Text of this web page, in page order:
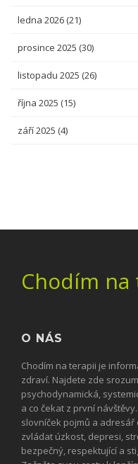
ledna 2026 (21)
prosince 2025 (30)
listopadu 2025 (26)
října 2025 (15)
září 2025 (4)
Chodím
O NÁS
Chodím na terapii je
zdraví. Najdete zde
psychodynamická,
a co čekat z první
slovníček pojmů a
zvládat úzkost, depresi,
bezpečný, respektující a